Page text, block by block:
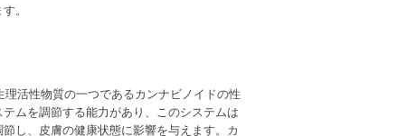
。
活性物質の一つであるカンナビノイドの性
ムを調節する能力があり、このシステムは
し、皮膚の健康状態に影響を与えます。カ